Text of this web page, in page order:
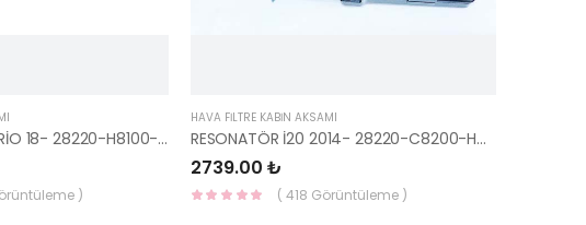
HAVA GİRİŞ KANALI RİO 18- 28220-H8100-HMC
)
HAVA FİLTRE KABİN AKSAMI
RESONATÖR İ20 2014- 28220-C8200-HMC
2739.00 ₺
( 418 Görüntüleme )